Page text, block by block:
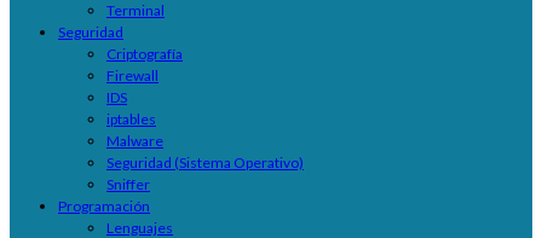
Terminal
Seguridad
Criptografía
Firewall
IDS
iptables
Malware
Seguridad (Sistema Operativo)
Sniffer
Programación
Lenguajes